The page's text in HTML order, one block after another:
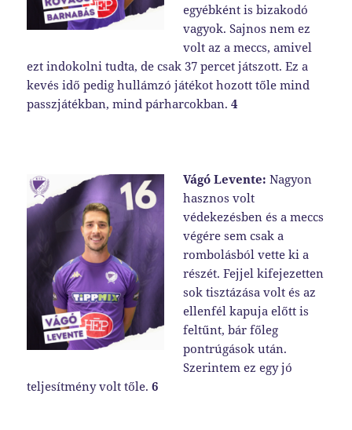
egyébként is bizakodó
vagyok. Sajnos nem ez
volt az a meccs, amivel
ezt indokolni tudta, de csak 37 percet játszott. Ez a
kevés idő pedig hullámzó játékot hozott tőle mind
passzjátékban, mind párharcokban.4
Vágó Levente:Nagyon
hasznos volt
védekezésben és a meccs
végére sem csak a
rombolásból vette ki a
részét. Fejjel kifejezetten
sok tisztázása volt és az
ellenfél kapuja előtt is
feltűnt, bár főleg
pontrúgások után.
Szerintem ez egy jó
teljesítmény volt tőle.6